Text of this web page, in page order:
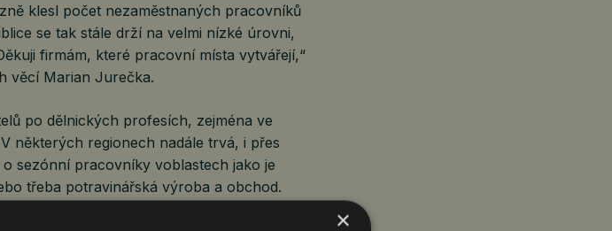
klesl počet nezaměstnaných pracovníků
se tak stále drží na velmi nízké úrovni,
firmám, které pracovní místa vytvářejí,“
věcí Marian Jurečka.
po dělnických profesích, zejména ve
některých regionech nadále trvá, i přes
sezónní pracovníky voblastech jako je
třeba potravinářská výroba a obchod.
×